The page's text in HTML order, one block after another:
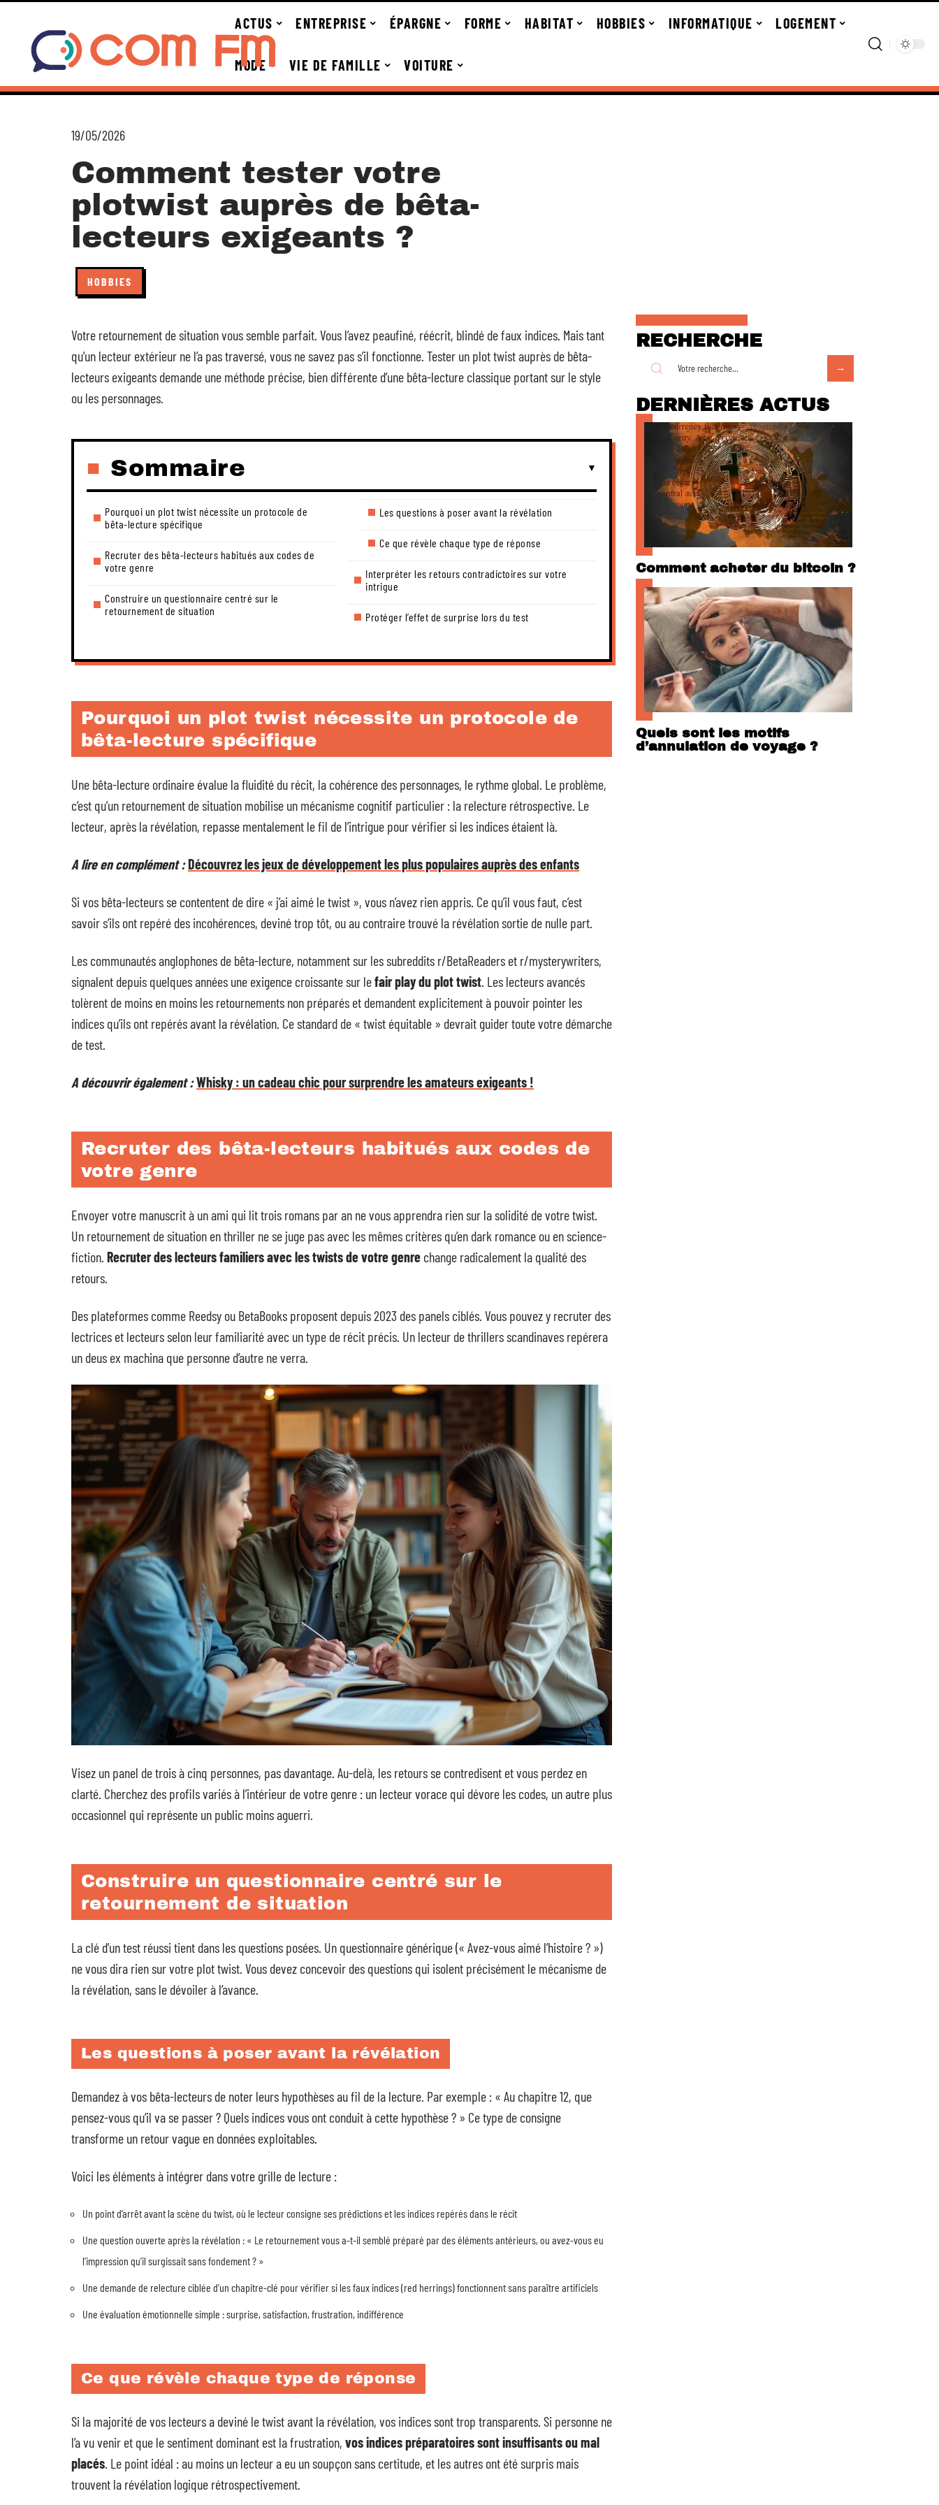
ACTUS ENTREPRISE ÉPARGNE FORME HABITAT HOBBIES INFORMATIQUE LOGEMENT
MODE VIE DE FAMILLE VOITURE
19/05/2026
Comment tester votre
plotwist auprès de bêta-
lecteurs exigeants ?
HOBBIES
Votre retournement de situation vous semble parfait. Vous l’avez peaufiné, réécrit, blindé de faux indices. Mais tant
qu’un lecteur extérieur ne l’a pas traversé, vous ne savez pas s’il fonctionne. Tester un plot twist auprès de bêta-
lecteurs exigeants demande une méthode précise, bien différente d’une bêta-lecture classique portant sur le style
ou les personnages.
Sommaire
Pourquoi un plot twist nécessite un protocole de
bêta-lecture spécifique
Recruter des bêta-lecteurs habitués aux codes de
votre genre
Construire un questionnaire centré sur le
retournement de situation
Les questions à poser avant la révélation
Ce que révèle chaque type de réponse
Interpréter les retours contradictoires sur votre
intrigue
Protéger l’effet de surprise lors du test
Pourquoi un plot twist nécessite un protocole de
bêta-lecture spécifique
Une bêta-lecture ordinaire évalue la fluidité du récit, la cohérence des personnages, le rythme global. Le problème,
c’est qu’un retournement de situation mobilise un mécanisme cognitif particulier : la relecture rétrospective. Le
lecteur, après la révélation, repasse mentalement le fil de l’intrigue pour vérifier si les indices étaient là.
A lire en complément :Découvrez les jeux de développement les plus populaires auprès des enfants
Si vos bêta-lecteurs se contentent de dire « j’ai aimé le twist », vous n’avez rien appris. Ce qu’il vous faut, c’est
savoir s’ils ont repéré des incohérences, deviné trop tôt, ou au contraire trouvé la révélation sortie de nulle part.
Les communautés anglophones de bêta-lecture, notamment sur les subreddits r/BetaReaders et r/mysterywriters,
signalent depuis quelques années une exigence croissante sur lefair play du plot twist. Les lecteurs avancés
tolèrent de moins en moins les retournements non préparés et demandent explicitement à pouvoir pointer les
indices qu’ils ont repérés avant la révélation. Ce standard de « twist équitable » devrait guider toute votre démarche
de test.
A découvrir également :Whisky : un cadeau chic pour surprendre les amateurs exigeants !
Recruter des bêta-lecteurs habitués aux codes de
votre genre
Envoyer votre manuscrit à un ami qui lit trois romans par an ne vous apprendra rien sur la solidité de votre twist.
Un retournement de situation en thriller ne se juge pas avec les mêmes critères qu’en dark romance ou en science-
fiction. Recruter des lecteurs familiers avec les twists de votre genre change radicalement la qualité des
retours.
Des plateformes comme Reedsy ou BetaBooks proposent depuis 2023 des panels ciblés. Vous pouvez y recruter des
lectrices et lecteurs selon leur familiarité avec un type de récit précis. Un lecteur de thrillers scandinaves repérera
un deus ex machina que personne d’autre ne verra.
Visez un panel de trois à cinq personnes, pas davantage. Au-delà, les retours se contredisent et vous perdez en
clarté. Cherchez des profils variés à l’intérieur de votre genre : un lecteur vorace qui dévore les codes, un autre plus
occasionnel qui représente un public moins aguerri.
Construire un questionnaire centré sur le
retournement de situation
La clé d’un test réussi tient dans les questions posées. Un questionnaire générique (« Avez-vous aimé l’histoire ? »)
ne vous dira rien sur votre plot twist. Vous devez concevoir des questions qui isolent précisément le mécanisme de
la révélation, sans le dévoiler à l’avance.
Les questions à poser avant la révélation
Demandez à vos bêta-lecteurs de noter leurs hypothèses au fil de la lecture. Par exemple : « Au chapitre 12, que
pensez-vous qu’il va se passer ? Quels indices vous ont conduit à cette hypothèse ? » Ce type de consigne
transforme un retour vague en données exploitables.
Voici les éléments à intégrer dans votre grille de lecture :
Un point d’arrêt avant la scène du twist, où le lecteur consigne ses prédictions et les indices repérés dans le récit
Une question ouverte après la révélation : « Le retournement vous a-t-il semblé préparé par des éléments antérieurs, ou avez-vous eu
l’impression qu’il surgissait sans fondement ? »
Une demande de relecture ciblée d’un chapitre-clé pour vérifier si les faux indices (red herrings) fonctionnent sans paraître artificiels
Une évaluation émotionnelle simple : surprise, satisfaction, frustration, indifférence
Ce que révèle chaque type de réponse
Si la majorité de vos lecteurs a deviné le twist avant la révélation, vos indices sont trop transparents. Si personne ne
l’a vu venir et que le sentiment dominant est la frustration, vos indices préparatoires sont insuffisants ou mal
placés. Le point idéal : au moins un lecteur a eu un soupçon sans certitude, et les autres ont été surpris mais
trouvent la révélation logique rétrospectivement.
RECHERCHE
DERNIÈRES ACTUS
Comment acheter du bitcoin ?
Quels sont les motifs
d’annulation de voyage ?